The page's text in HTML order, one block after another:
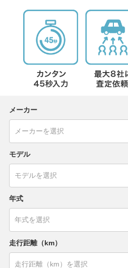
メーカー
モデル
年式
走行距離（km）